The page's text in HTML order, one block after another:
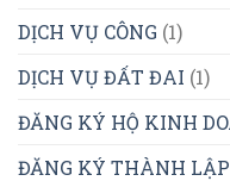
DỊCH VỤ CÔNG (1)
DỊCH VỤ ĐẤT ĐAI (1)
ĐĂNG KÝ HỘ KINH
ĐĂNG KÝ THÀNH